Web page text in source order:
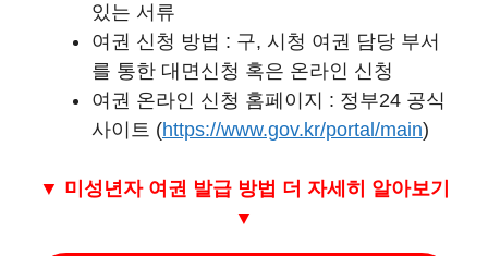
있는 서류
여권 신청 방법 : 구, 시청 여권 담당 부서
를 통한 대면신청 혹은 온라인 신청
여권 온라인 신청 홈페이지 : 정부24 공식
사이트 (https://www.gov.kr/portal/main)
▼ 미성년자 여권 발급 방법 더 자세히 알아보기
▼